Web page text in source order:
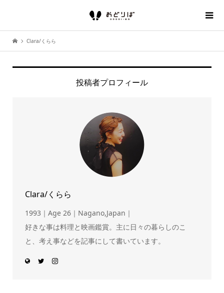
Clara/くらら
投稿者プロフィール
Clara/くらら
1993｜Age 26｜Nagano,Japan｜
好きな事は料理と映画鑑賞。主に日々の暮らしのこ
と、考え事などを記事にして書いています。